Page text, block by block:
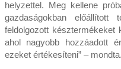
helyzettel. Meg kellene
gazdaságokban előállított
feldolgozott
ahol nagyobb hozzáadott
ezeket értékesíteni” – mondta.